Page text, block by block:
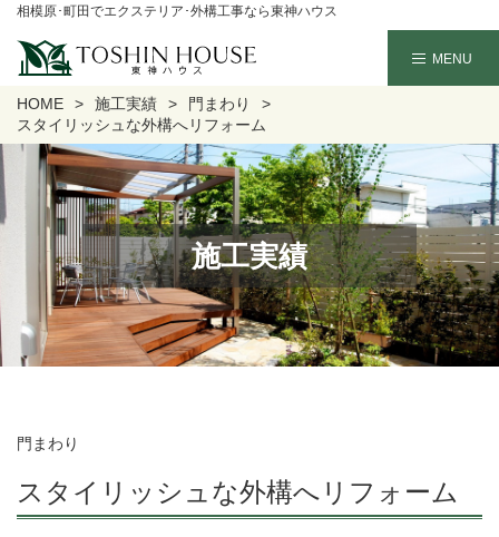
相模原･町田でエクステリア･外構工事なら東神ハウス
HOME 施工実績
門まわり
スタイリッシュな外構へリフォーム
施工実績
門まわり
スタイリッシュな外構へリフォーム